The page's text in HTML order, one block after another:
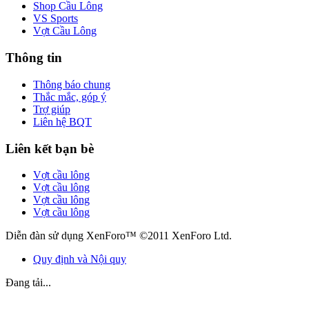
Shop Cầu Lông
VS Sports
Vợt Cầu Lông
Thông tin
Thông báo chung
Thắc mắc, góp ý
Trợ giúp
Liên hệ BQT
Liên kết bạn bè
Vợt cầu lông
Vợt cầu lông
Vợt cầu lông
Vợt cầu lông
Diễn đàn sử dụng XenForo™ ©2011 XenForo Ltd.
Quy định và Nội quy
Đang tải...